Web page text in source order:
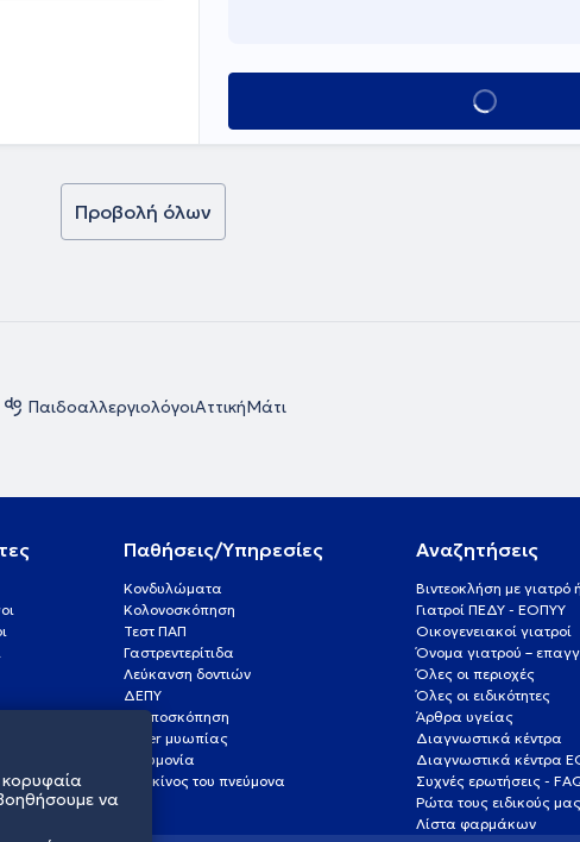
την δυνατότητα να
σε κέντρα της
Κλείσε ραντεβού
Προβολή όλων
ΠαιδοαλλεργιολόγοιΑττικήΜάτι
Παθήσεις/Υπηρεσίες
Κονδυλώματα
Κολονοσκόπηση
Τεστ ΠΑΠ
Γαστρεντερίτιδα
Λεύκανση δοντιών
ΔΕΠΥ
Κολποσκόπηση
Laser μυωπίας
Πνευμονία
Καρκίνος του πνεύμονα
Αναζητήσεις
Βιντεοκλήση με
Γιατροί ΠΕΔΥ - ΕΟΠΥΥ
Οικογενειακοί γιατροί
Όνομα γιατρού –
Όλες οι περιοχές
Όλες οι ειδικότητες
Άρθρα υγείας
Διαγνωστικά κέντρα
Διαγνωστικά κέντρα
Συχνές ερωτήσεις -
Ρώτα τους ειδικούς
Λίστα φαρμάκων
να